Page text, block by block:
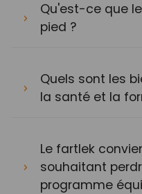
Qu'est-ce que
pied ?
Quels sont les
la santé et la
Le fartlek
souhaitant
programme